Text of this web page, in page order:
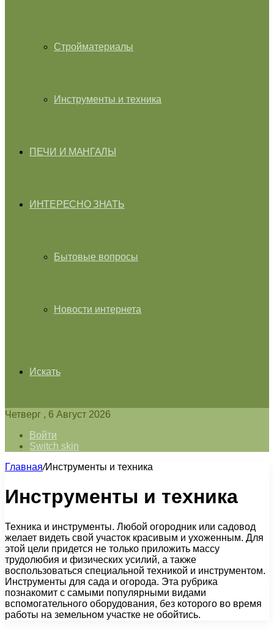
Стройматериалы
Инструменты и техника
ПЕЧИ И МАНГАЛЫ
ИНТЕРЕСНО ЗНАТЬ
Бытовые вопросы
Новости интернета
Искать
Четверг , 6 Август 2026
Войти
Switch skin
Главная/Инструменты и техника
Инструменты и техника
Техника и инструменты. Любой огородник или садовод
желает видеть свой участок красивым и ухоженным. Для
этой цели придется не только приложить массу
трудолюбия и физических усилий, а также
воспользоваться специальной техникой и инструментом.
Инструменты для сада и огорода. Эта рубрика
познакомит с самыми популярными видами
вспомогательного оборудования, без которого во время
работы на земельном участке не обойтись.